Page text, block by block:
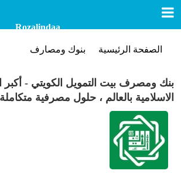
Rozalindaa
الصفحة الرئيسية بنوك ومصارف
بنك ومصرف بيت التمويل الكويتي -
الاسلامية بالعالم ، حلول مصرفية متكاملة